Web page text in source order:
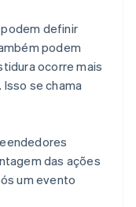
definir
podem
ocorre mais
se chama
das ações
um evento